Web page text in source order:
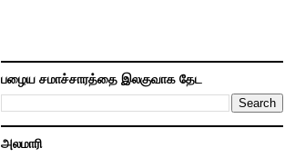
பழைய சமாச்சாரத்தை இலகுவாக தேட
அலமாரி